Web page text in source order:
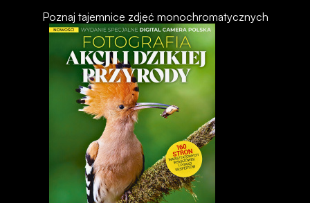
Poznaj tajemnice zdjęć monochromatycznych